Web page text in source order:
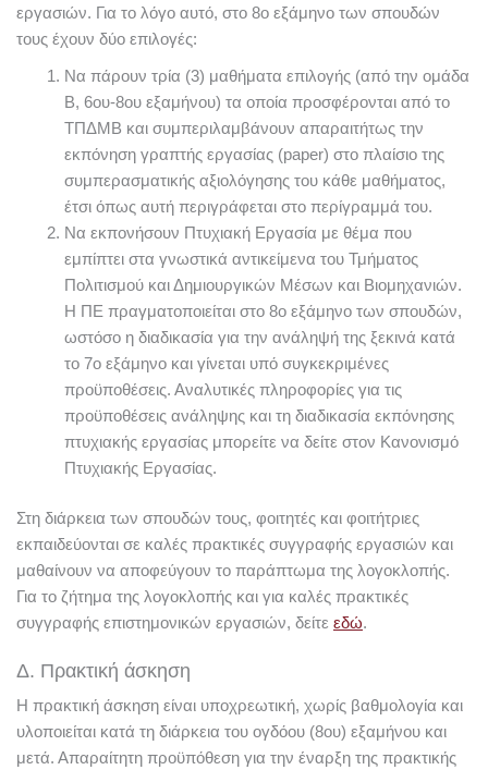
εργασιών. Για το λόγο αυτό, στο 8ο εξάμηνο των σπουδών
τους έχουν δύο επιλογές:
Να πάρουν τρία (3) μαθήματα επιλογής (από την ομάδα
Β, 6ου-8ου εξαμήνου) τα οποία προσφέρονται από το
ΤΠΔΜΒ και συμπεριλαμβάνουν απαραιτήτως την
εκπόνηση γραπτής εργασίας (paper) στο πλαίσιο της
συμπερασματικής αξιολόγησης του κάθε μαθήματος,
έτσι όπως αυτή περιγράφεται στο περίγραμμά του.
Να εκπονήσουν Πτυχιακή Εργασία με θέμα που
εμπίπτει στα γνωστικά αντικείμενα του Τμήματος
Πολιτισμού και Δημιουργικών Μέσων και Βιομηχανιών.
Η ΠΕ πραγματοποιείται στο 8ο εξάμηνο των σπουδών,
ωστόσο η διαδικασία για την ανάληψή της ξεκινά κατά
το 7ο εξάμηνο και γίνεται υπό συγκεκριμένες
προϋποθέσεις. Αναλυτικές πληροφορίες για τις
προϋποθέσεις ανάληψης και τη διαδικασία εκπόνησης
πτυχιακής εργασίας μπορείτε να δείτε στον Κανονισμό
Πτυχιακής Εργασίας.
Στη διάρκεια των σπουδών τους, φοιτητές και φοιτήτριες
εκπαιδεύονται σε καλές πρακτικές συγγραφής εργασιών και
μαθαίνουν να αποφεύγουν το παράπτωμα της λογοκλοπής.
Για το ζήτημα της λογοκλοπής και για καλές πρακτικές
συγγραφής επιστημονικών εργασιών, δείτε εδώ.
Δ. Πρακτική άσκηση
Η πρακτική άσκηση είναι υποχρεωτική, χωρίς βαθμολογία και
υλοποιείται κατά τη διάρκεια του ογδόου (8ου) εξαμήνου και
μετά. Απαραίτητη προϋπόθεση για την έναρξη της πρακτικής